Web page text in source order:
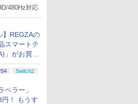
買い得！
480Hz対応
】REGZAの
スマートテ
」がお買い
Switch2
ベラー」
！ もうす